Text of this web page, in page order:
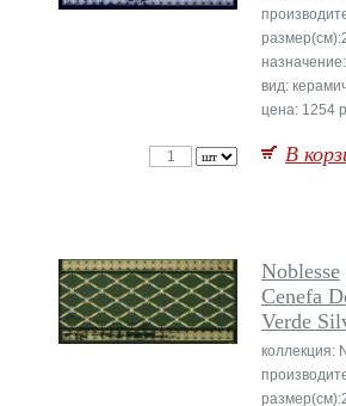
вид:
цена: 1254
В
Noblesse
Cenefa
Verde
коллекция: